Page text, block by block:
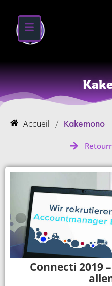
Accueil / Kakemono
Connecti 2019